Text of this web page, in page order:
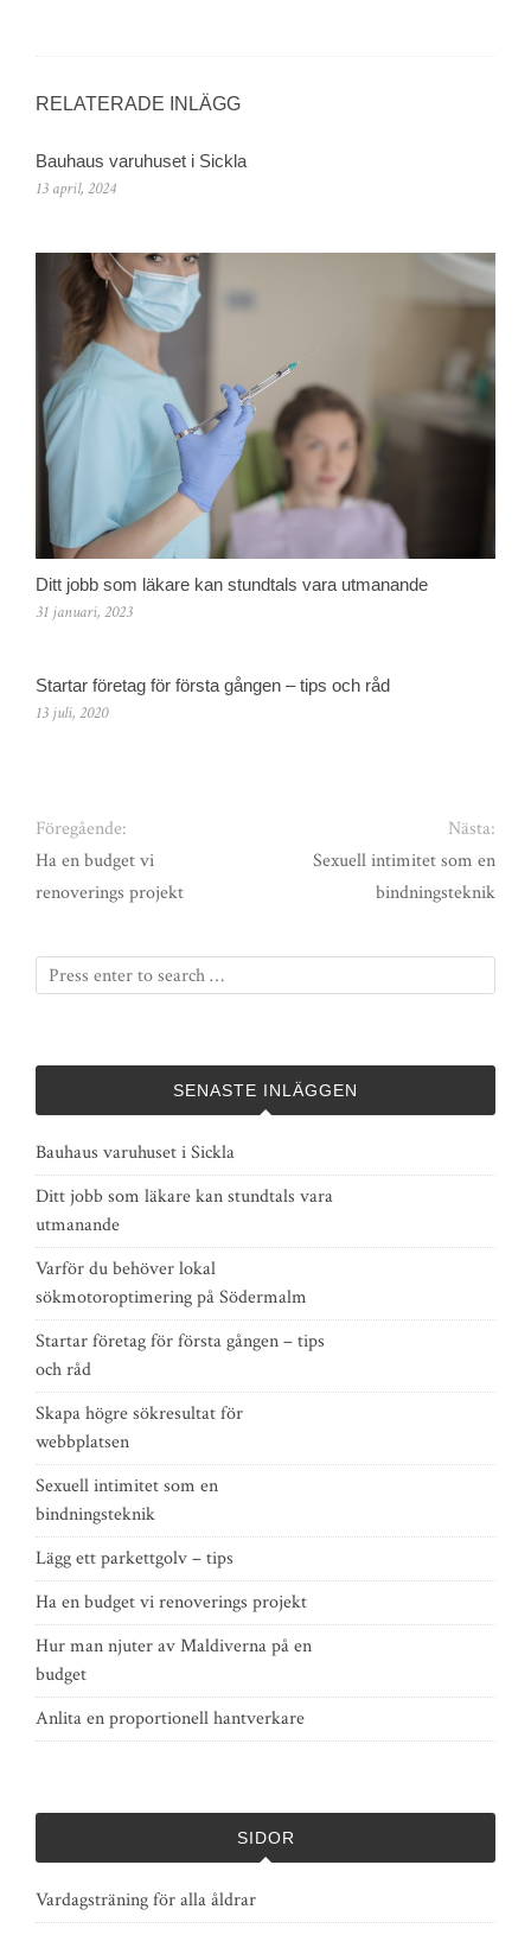
RELATERADE INLÄGG
Bauhaus varuhuset i Sickla
13 april, 2024
Ditt jobb som läkare kan stundtals vara utmanande
31 januari, 2023
Startar företag för första gången – tips och råd
13 juli, 2020
Föregående:
Ha en budget vi
renoverings projekt
Nästa:
Sexuell intimitet som en
bindningsteknik
SENASTE INLÄGGEN
Bauhaus varuhuset i Sickla
Ditt jobb som läkare kan stundtals vara
utmanande
Varför du behöver lokal
sökmotoroptimering på Södermalm
Startar företag för första gången – tips
och råd
Skapa högre sökresultat för
webbplatsen
Sexuell intimitet som en
bindningsteknik
Lägg ett parkettgolv – tips
Ha en budget vi renoverings projekt
Hur man njuter av Maldiverna på en
budget
Anlita en proportionell hantverkare
SIDOR
Vardagsträning för alla åldrar